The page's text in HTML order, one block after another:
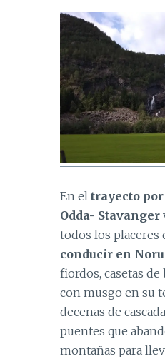
En el trayecto
Odda- Stavanger
todos los placeres
conducir en
fiordos, casetas de
con musgo en su
decenas de
puentes que
montañas para